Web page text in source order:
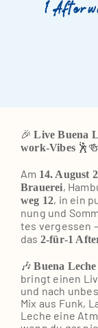
1
🎉Live Bue­na
work-Vibes 🕺🍻
Am 14. August
Braue­rei,
weg 12, in ein
nung und
tes ver­ges­sen
das 2‑für‑1
🎶Bue­na
bringt einen
und nach
Mix aus Funk,
Leche eine